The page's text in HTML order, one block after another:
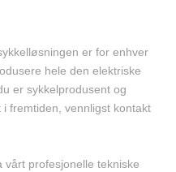
er for enhver
hele den elektriske
er sykkelprodusent og
fremtiden, vennligst kontakt
profesjonelle tekniske